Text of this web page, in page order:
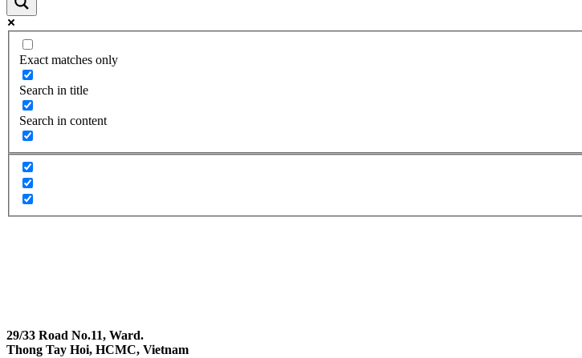
Exact matches only
Search in title
Search in content
29/33 Road No.11, Ward.
Thong Tay Hoi, HCMC, Vietnam